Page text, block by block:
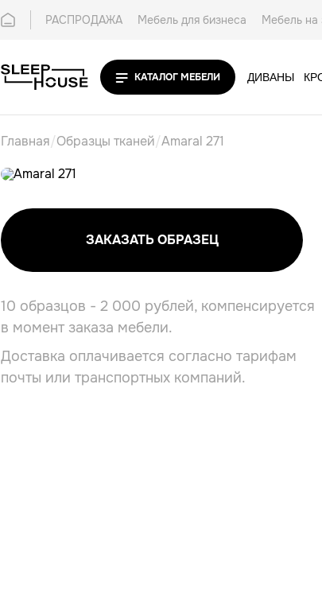
РАСПРОДАЖА Мебель для бизнеса Мебель на
Покупателям Контакты
КАТАЛОГ МЕБЕЛИ ДИВАНЫ
АКСЕССУАРЫ
Главная/Образцы тканей/Amaral 271
ЗАКАЗАТЬ ОБРАЗЕЦ
10 образцов - 2 000 рублей, компенсируется
в момент заказа мебели.
Доставка оплачивается согласно тарифам
почты или транспортных компаний.